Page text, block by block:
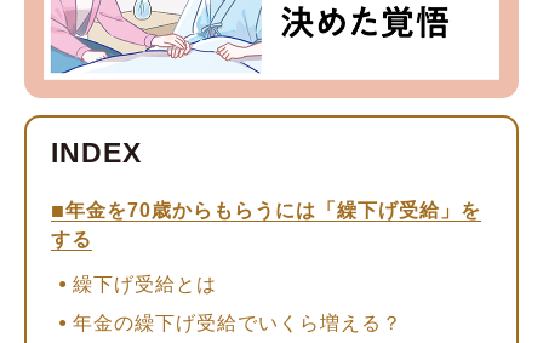
年金を70歳からもらうには「繰下げ受給」を
する
繰下げ受給とは
年金の繰下げ受給でいくら増える？